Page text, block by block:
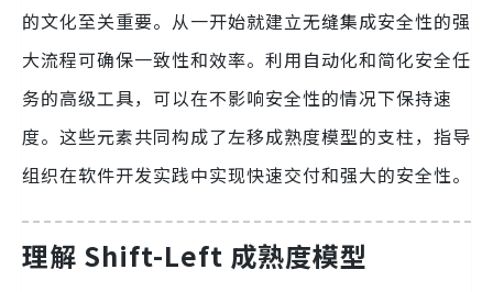
的文化至关重要。从一开始就建立无缝集成安全性的强
大流程可确保一致性和效率。利用自动化和简化安全任
务的高级工具，可以在不影响安全性的情况下保持速
度。这些元素共同构成了左移成熟度模型的支柱，指导
组织在软件开发实践中实现快速交付和强大的安全性。
理解 Shift-Left 成熟度模型